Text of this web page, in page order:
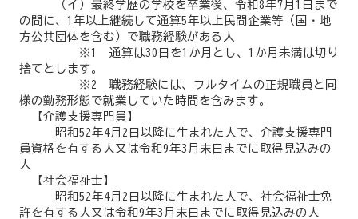
（イ）最終学歴の学校を卒業後、令和8年7月1日まで
の間に、1年以上継続して通算5年以上民間企業等（国・地
方公共団体を含む）で職務経験がある人
※1 通算は30日を1か月とし、1か月未満は切り
捨てとします。
※2 職務経験には、フルタイムの正規職員と同
様の勤務形態で就業していた時間を含みます。
【介護支援専門員】
昭和52年4月2日以降に生まれた人で、介護支援専門
員資格を有する人又は令和9年3月末日までに取得見込みの
人
【社会福祉士】
昭和52年4月2日以降に生まれた人で、社会福祉士免
許を有する人又は令和9年3月末日までに取得見込みの人